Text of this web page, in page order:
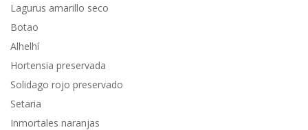
Lagurus amarillo seco
Botao
Alhelhí
Hortensia preservada
Solidago rojo preservado
Setaria
Inmortales naranjas